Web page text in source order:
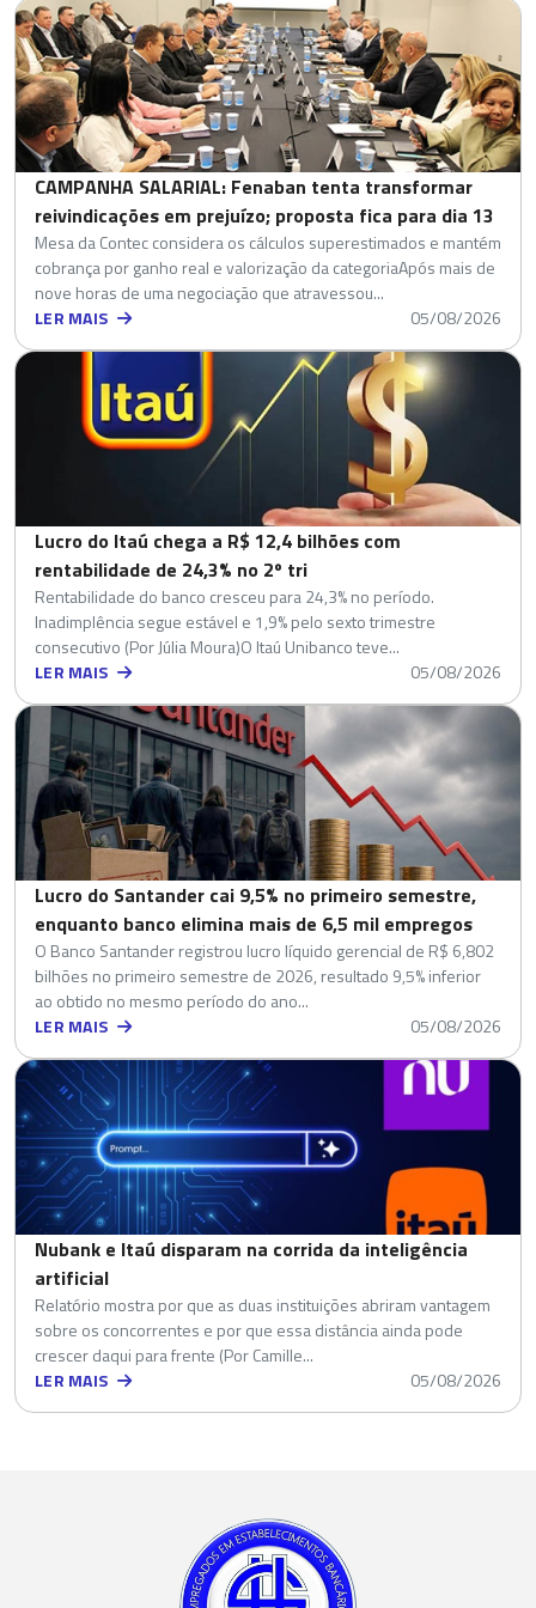
CAMPANHA SALARIAL: Fenaban tenta transformar
reivindicações em prejuízo; proposta fica para dia 13
Mesa da Contec considera os cálculos superestimados e mantém
cobrança por ganho real e valorização da categoriaApós mais de
nove horas de uma negociação que atravessou...
LER MAIS
05/08/2026
Lucro do Itaú chega a R$ 12,4 bilhões com
rentabilidade de 24,3% no 2º tri
Rentabilidade do banco cresceu para 24,3% no período.
Inadimplência segue estável e 1,9% pelo sexto trimestre
consecutivo (Por Júlia Moura)O Itaú Unibanco teve...
LER MAIS
05/08/2026
Lucro do Santander cai 9,5% no primeiro semestre,
enquanto banco elimina mais de 6,5 mil empregos
O Banco Santander registrou lucro líquido gerencial de R$ 6,802
bilhões no primeiro semestre de 2026, resultado 9,5% inferior
ao obtido no mesmo período do ano...
LER MAIS
05/08/2026
Nubank e Itaú disparam na corrida da inteligência
artificial
Relatório mostra por que as duas instituições abriram vantagem
sobre os concorrentes e por que essa distância ainda pode
crescer daqui para frente (Por Camille...
LER MAIS
05/08/2026